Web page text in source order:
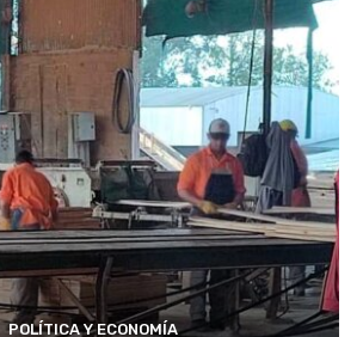
POLÍTICA Y ECONOMÍA